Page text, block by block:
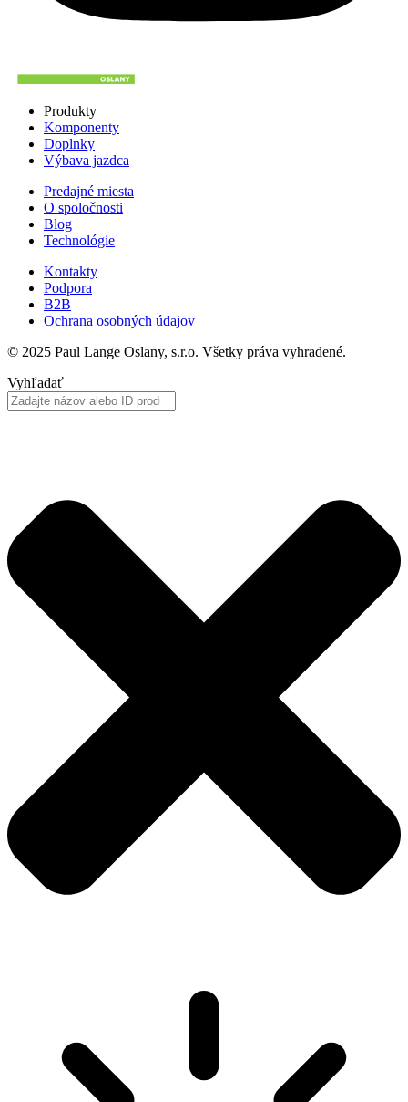
Produkty
Komponenty
Doplnky
Výbava jazdca
Predajné miesta
O spoločnosti
Blog
Technológie
Kontakty
Podpora
B2B
Ochrana osobných údajov
© 2025 Paul Lange Oslany, s.r.o. Všetky práva vyhradené.
Vyhľadať